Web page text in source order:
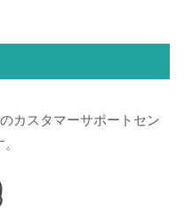
カスタマーサポートセン